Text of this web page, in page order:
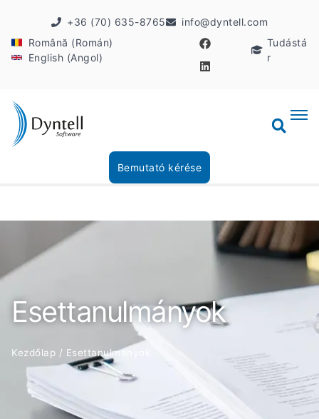
+36 (70) 635-8765
info@dyntell.com
Română (Román)
English (Angol)
Tudástá
r
Bemutató kérése
Esettanulmányok
Kezdőlap / Esettanulmányok